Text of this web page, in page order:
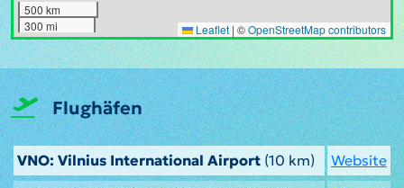
500 km
300 mi
Leaflet | ©OpenStreetMap contributors
Flughäfen
VNO: Vilnius International Airport (10 km)
Website